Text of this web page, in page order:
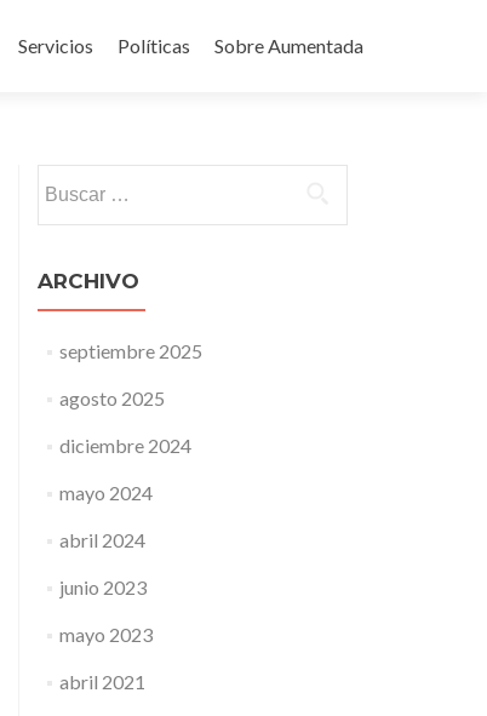
Servicios Políticas Sobre Aumentada
ARCHIVO
septiembre 2025
agosto 2025
diciembre 2024
mayo 2024
abril 2024
junio 2023
mayo 2023
abril 2021